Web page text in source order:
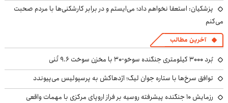
پزشکیان: استعفا نخواهم داد؛ می‌ایستم و در برابر کارشکنی‌ها با مردم صحبت
می‌کنم
آخرین مطالب
بُرد ۳۰۰۰ کیلومتری جنگنده سوخو-۳۰ با مخزن سوخت ۹.۶ تُنی
توافق سرخ‌ها با ستاره جوان لیگ؛ اژدهاکش به پرسپولیس می‌پیوندد
رزمایش ۱۰ جنگنده پیشرفته روسیه بر فراز اروپای مرکزی با مهمات واقعی